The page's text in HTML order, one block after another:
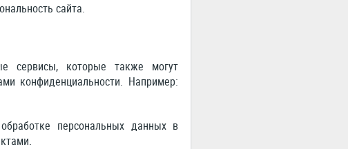
сайта.
сервисы, которые также могут
конфиденциальности. Например:
персональных данных в